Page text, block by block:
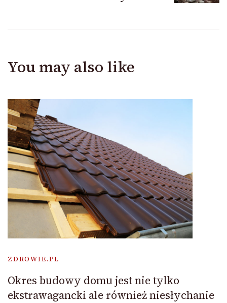
You may also like
ZDROWIE.PL
Okres budowy domu jest nie tylko
ekstrawagancki ale również niesłychanie